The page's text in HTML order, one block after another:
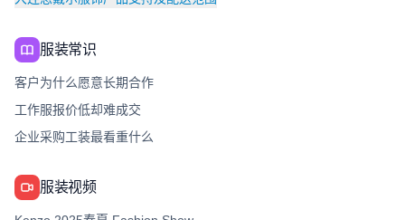
服装常识
客户为什么愿意长期合作
工作服报价低却难成交
企业采购工装最看重什么
服装视频